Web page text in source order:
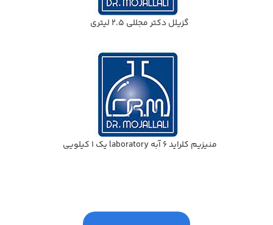
گزيلل دكتر مجللي 2.5 ليتري
منيزيم كلرايد 6 آبه laboratory يك 1 كيلويي